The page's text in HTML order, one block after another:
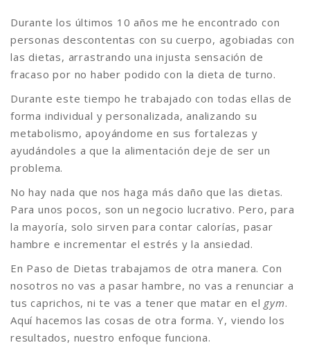
Durante los últimos 10 años me he encontrado con
personas descontentas con su cuerpo, agobiadas con
las dietas, arrastrando una injusta sensación de
fracaso por no haber podido con la dieta de turno.
Durante este tiempo he trabajado con todas ellas de
forma individual y personalizada, analizando su
metabolismo, apoyándome en sus fortalezas y
ayudándoles a que la alimentación deje de ser un
problema.
No hay nada que nos haga más daño que las dietas.
Para unos pocos, son un negocio lucrativo. Pero, para
la mayoría, solo sirven para contar calorías, pasar
hambre e incrementar el estrés y la ansiedad.
En Paso de Dietas trabajamos de otra manera. Con
nosotros no vas a pasar hambre, no vas a renunciar a
tus caprichos, ni te vas a tener que matar en el gym.
Aquí hacemos las cosas de otra forma. Y, viendo los
resultados, nuestro enfoque funciona.